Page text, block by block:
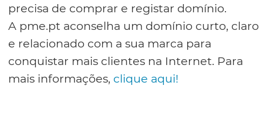
precisa de comprar e registar domínio.
A pme.pt aconselha um domínio curto, claro
e relacionado com a sua marca para
conquistar mais clientes na Internet. Para
mais informações, clique aqui!